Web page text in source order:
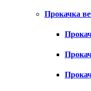
Прокачка